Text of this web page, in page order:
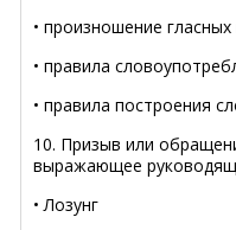
• произношение
• правила
• правила построения
10. Призыв или
выражающее
• Лозунг